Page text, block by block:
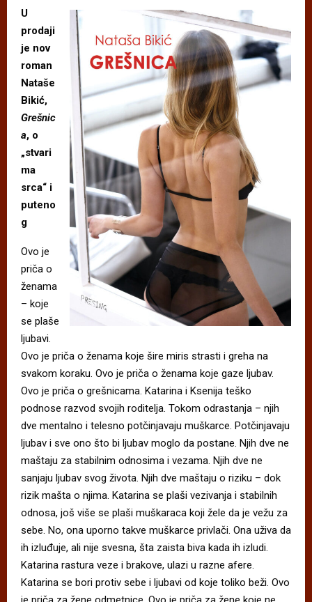
U
prodaji
je nov
roman
Nataše
Bikić,
Grešnic
a, o
„stvari
ma
srca“ i
puteno
g
Ovo je
priča o
ženama
– koje
se plaše
ljubavi.
Ovo je priča o ženama koje šire miris strasti i greha na
svakom koraku. Ovo je priča o ženama koje gaze ljubav.
Ovo je priča o grešnicama. Katarina i Ksenija teško
podnose razvod svojih roditelja. Tokom odrastanja – njih
dve mentalno i telesno potčinjavaju muškarce. Potčinjavaju
ljubav i sve ono što bi ljubav moglo da postane. Njih dve ne
maštaju za stabilnim odnosima i vezama. Njih dve ne
sanjaju ljubav svog života. Njih dve maštaju o riziku – dok
rizik mašta o njima. Katarina se plaši vezivanja i stabilnih
odnosa, još više se plaši muškaraca koji žele da je vežu za
sebe. No, ona uporno takve muškarce privlači. Ona uživa da
ih izluđuje, ali nije svesna, šta zaista biva kada ih izludi.
Katarina rastura veze i brakove, ulazi u razne afere.
Katarina se bori protiv sebe i ljubavi od koje toliko beži. Ovo